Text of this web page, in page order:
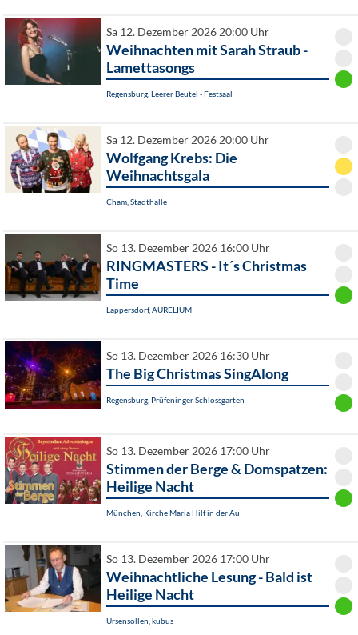
Sa 12. Dezember 2026 20:00 Uhr
Weihnachten mit Sarah Straub -
Lamettasongs
Regensburg, Leerer Beutel - Festsaal
Sa 12. Dezember 2026 20:00 Uhr
Wolfgang Krebs: Die
Weihnachtsgala
Cham, Stadthalle
So 13. Dezember 2026 16:00 Uhr
RINGMASTERS - It´s Christmas
Time
Lappersdorf, AURELIUM
So 13. Dezember 2026 16:30 Uhr
The Big Christmas SingAlong
Regensburg, Prüfeninger Schlossgarten
So 13. Dezember 2026 17:00 Uhr
Stimmen der Berge & Domspatzen:
Heilige Nacht
München, Kirche Maria Hilf in der Au
So 13. Dezember 2026 17:00 Uhr
Weihnachtliche Lesung - Bald ist
Heilige Nacht
Ursensollen, kubus